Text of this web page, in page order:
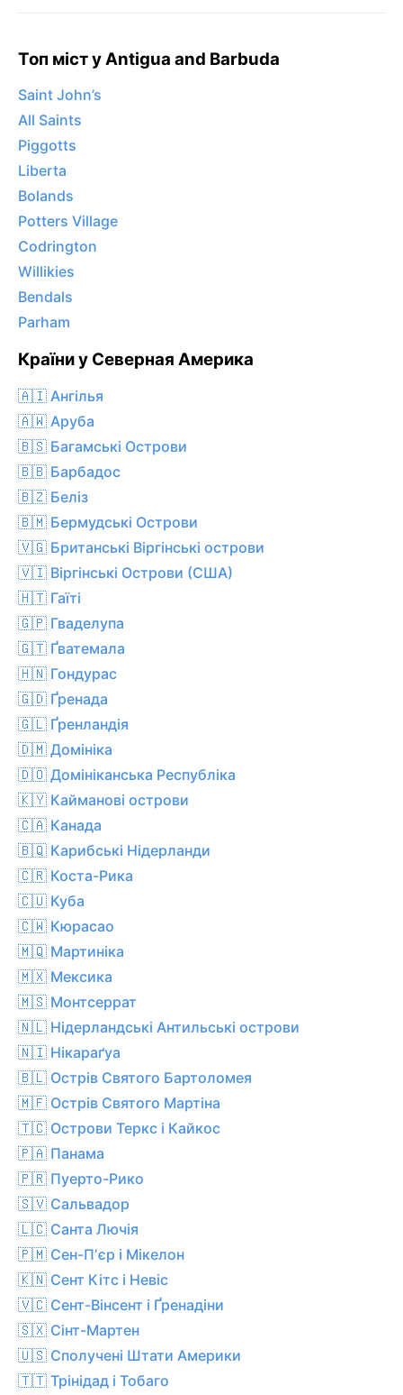
Топ міст у Antigua and Barbuda
Saint John’s
All Saints
Piggotts
Liberta
Bolands
Potters Village
Codrington
Willikies
Bendals
Parham
Країни у Северная Америка
🇦🇮 Ангілья
🇦🇼 Аруба
🇧🇸 Багамські Острови
🇧🇧 Барбадос
🇧🇿 Беліз
🇧🇲 Бермудські Острови
🇻🇬 Британські Віргінські острови
🇻🇮 Віргінські Острови (США)
🇭🇹 Гаїті
🇬🇵 Гваделупа
🇬🇹 Ґватемала
🇭🇳 Гондурас
🇬🇩 Ґренада
🇬🇱 Ґренландія
🇩🇲 Домініка
🇩🇴 Домініканська Республіка
🇰🇾 Кайманові острови
🇨🇦 Канада
🇧🇶 Карибські Нідерланди
🇨🇷 Коста-Рика
🇨🇺 Куба
🇨🇼 Кюрасао
🇲🇶 Мартиніка
🇲🇽 Мексика
🇲🇸 Монтсеррат
🇳🇱 Нідерландські Антильські острови
🇳🇮 Нікараґуа
🇧🇱 Острів Святого Бартоломея
🇲🇫 Острів Святого Мартіна
🇹🇨 Острови Теркс і Кайкос
🇵🇦 Панама
🇵🇷 Пуерто-Рико
🇸🇻 Сальвадор
🇱🇨 Санта Лючія
🇵🇲 Сен-Пʼєр і Мікелон
🇰🇳 Сент Кітс і Невіс
🇻🇨 Сент-Вінсент і Ґренадіни
🇸🇽 Сінт-Мартен
🇺🇸 Сполучені Штати Америки
🇹🇹 Трінідад і Тобаго